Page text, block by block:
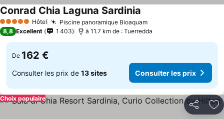
5 Étoiles Hôtel Piscine panoramique Bioaquam
Conrad Chia Laguna Sardinia
8,8 Excellent 1 403 à 11.7 km de : Tuerredda
De 162 €
Consulter les prix de 13 sites Consulter les prix
Partager
Choix populaire